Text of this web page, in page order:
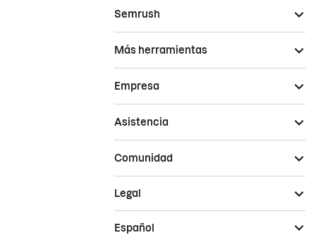
Semrush
Más herramientas
Empresa
Asistencia
Comunidad
Legal
Español